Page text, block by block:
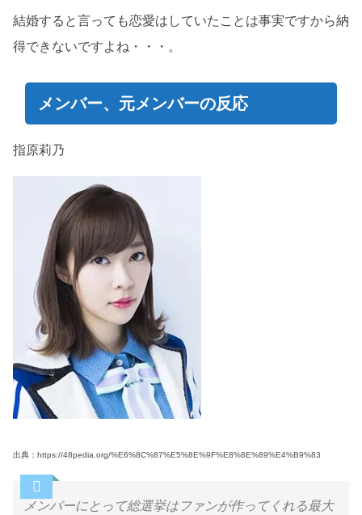
結婚すると言っても恋愛はしていたことは事実ですから納
得できないですよね・・・。
メンバー、元メンバーの反応
指原莉乃
出典：https://48pedia.org/%E6%8C%87%E5%8E%9F%E8%8E%89%E4%B9%83
メンバーにとって総選挙はファンが作ってくれる最大